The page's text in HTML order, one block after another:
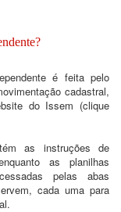
é feita pelo
cadastral,
do Issem (clique
as instruções de
as planilhas
pelas abas
cada uma para